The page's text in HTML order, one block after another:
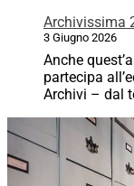
Archivissima
3 Giugno 2026
Anche
partecipa
Archivi – dal